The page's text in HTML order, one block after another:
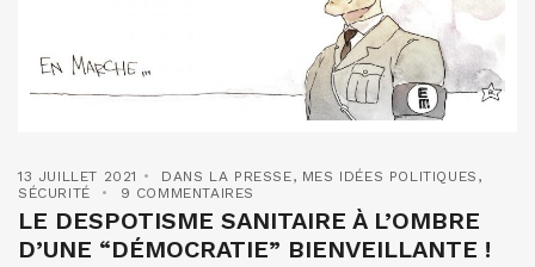
13 JUILLET 2021 DANS LA PRESSE, MES IDÉES POLITIQUES ,
SÉCURITÉ
9 COMMENTAIRES
LE DESPOTISME SANITAIRE À L’OMBRE
D’UNE “DÉMOCRATIE” BIENVEILLANTE !